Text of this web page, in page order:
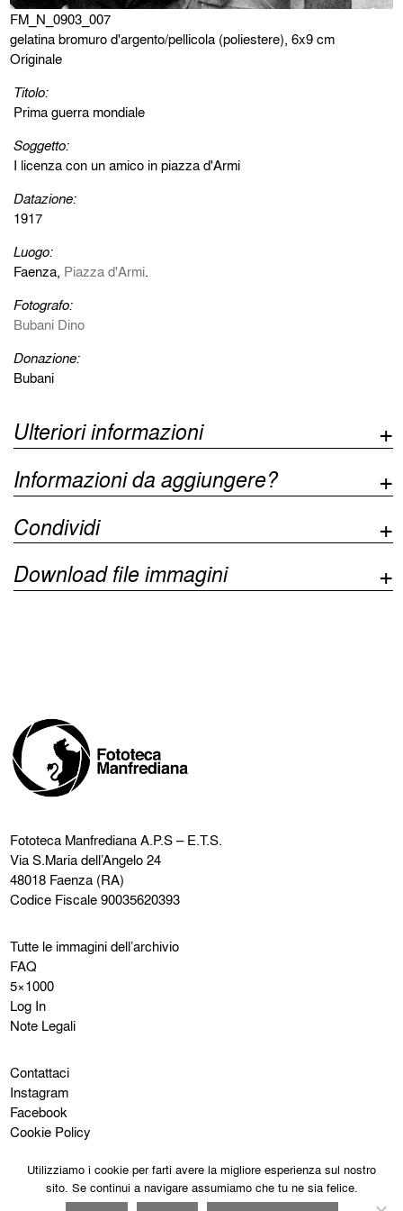
FM_N_0903_007
gelatina bromuro d'argento/pellicola (poliestere), 6x9 cm
Originale
Titolo:
Prima guerra mondiale
Soggetto:
I licenza con un amico in piazza d'Armi
Datazione:
1917
Luogo:
Faenza, Piazza d'Armi.
Fotografo:
Bubani Dino
Donazione:
Bubani
Ulteriori informazioni
Informazioni da aggiungere?
Condividi
Download file immagini
Fototeca ManfredianaA.P.S – E.T.S.
Via S.Maria dell’Angelo 24
48018 Faenza (RA)
Codice Fiscale 90035620393
Tutte le immagini dell’archivio
FAQ
5×1000
Log In
Note Legali
Contattaci
Instagram
Facebook
Cookie Policy
Utilizziamo i cookie per farti avere la migliore esperienza sul nostro
sito. Se continui a navigare assumiamo che tu ne sia felice.